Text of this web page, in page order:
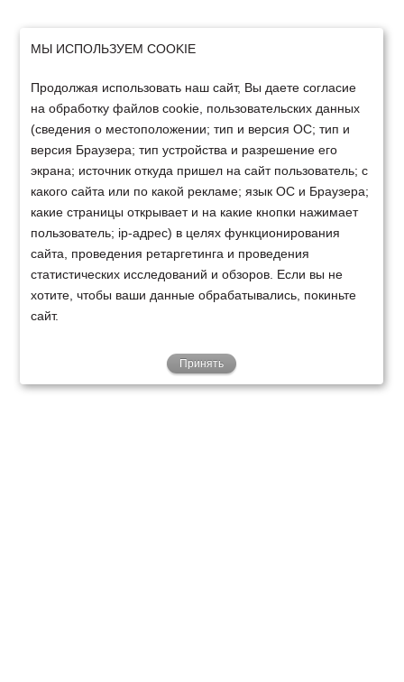
МЫ ИСПОЛЬЗУЕМ COOKIE
Продолжая использовать наш сайт, Вы даете согласие
на обработку файлов cookie, пользовательских данных
(сведения о местоположении; тип и версия ОС; тип и
версия Браузера; тип устройства и разрешение его
экрана; источник откуда пришел на сайт пользователь; с
какого сайта или по какой рекламе; язык ОС и Браузера;
какие страницы открывает и на какие кнопки нажимает
пользователь; ip-адрес) в целях функционирования
сайта, проведения ретаргетинга и проведения
статистических исследований и обзоров. Если вы не
хотите, чтобы ваши данные обрабатывались, покиньте
сайт.
Принять